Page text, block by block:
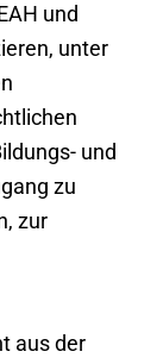
und
unter
und
zu
zur
aus der